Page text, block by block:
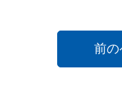
前の